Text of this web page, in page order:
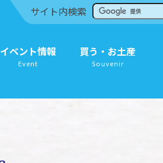
サイト内検索
イベント情報
Event
買う・お土産
Souvenir